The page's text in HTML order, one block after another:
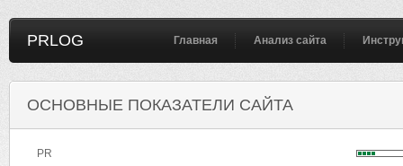
PRLOG Главная Анализ сайта
ОСНОВНЫЕ ПОКАЗАТЕЛИ САЙТА
PR